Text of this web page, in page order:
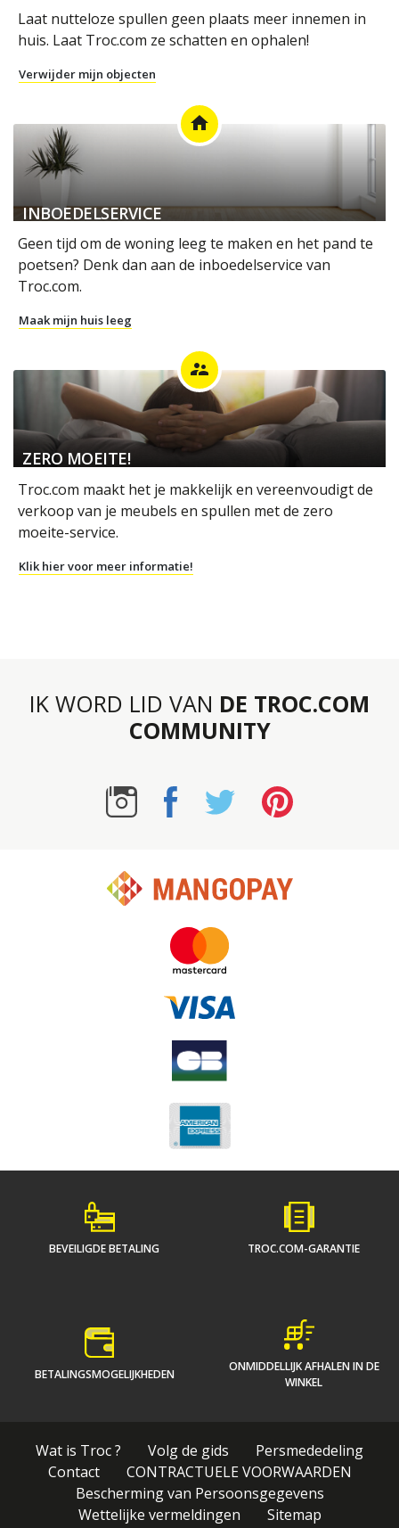
Laat nutteloze spullen geen plaats meer innemen in
huis. Laat Troc.com ze schatten en ophalen!
Verwijder mijn objecten
home
INBOEDELSERVICE
Geen tijd om de woning leeg te maken en het pand te
poetsen? Denk dan aan de inboedelservice van
Troc.com.
Maak mijn huis leeg
supervisor_account
ZERO MOEITE!
Troc.com maakt het je makkelijk en vereenvoudigt de
verkoop van je meubels en spullen met de zero
moeite-service.
Klik hier voor meer informatie!
IK WORD LID VAN DE TROC.COM
COMMUNITY
BEVEILIGDE BETALING TROC.COM-GARANTIE
BETALINGSMOGELIJKHEDEN
ONMIDDELLIJK AFHALEN IN DE
WINKEL
Wat is Troc ? Volg de gids
Persmededeling
Contact
CONTRACTUELE VOORWAARDEN
Bescherming van Persoonsgegevens
Wettelijke vermeldingen
Sitemap